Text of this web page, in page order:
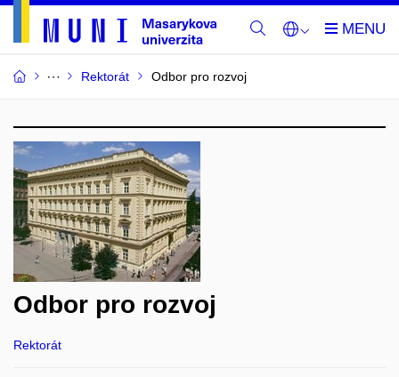
Rektorát Odbor pro rozvoj
Odbor pro rozvoj
Rektorát